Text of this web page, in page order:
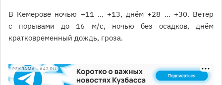
В Кемерове ночью +11 … +13, днём +28 … +30. Ветер
с порывами до 16 м/с, ночью без осадков, днём
кратковременный дождь, гроза.
РЕКЛАМА • A42.RU